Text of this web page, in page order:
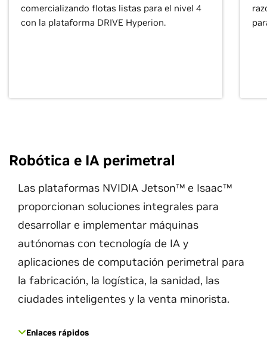
comercializando flotas listas para el nivel 4
con la plataforma DRIVE Hyperion.
Robótica e IA perimetral
Las plataformas NVIDIA Jetson™ e Isaac™
proporcionan soluciones integrales para
desarrollar e implementar máquinas
autónomas con tecnología de IA y
aplicaciones de computación perimetral para
la fabricación, la logística, la sanidad, las
ciudades inteligentes y la venta minorista.
Enlaces rápidos